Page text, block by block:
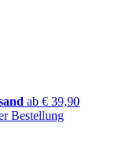
ab € 39,90
Bestellung